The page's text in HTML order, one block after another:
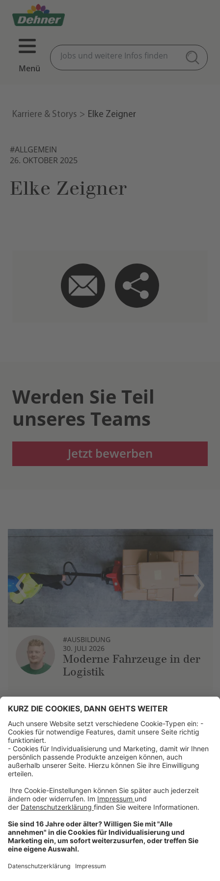
Menü
Karriere & Storys Elke Zeigner
#ALLGEMEIN
26. OKTOBER 2025
Elke Zeigner
Werden Sie Teil
unseres Teams
Jetzt bewerben
Previous
#AUSBILDUNG
30. JULI 2026
Moderne Fahrzeuge in der
Logistik
Next
Über uns
Dehner Unternehmen
Jobs bei Dehner